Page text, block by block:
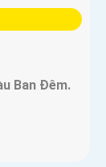
Ban Ðêm.